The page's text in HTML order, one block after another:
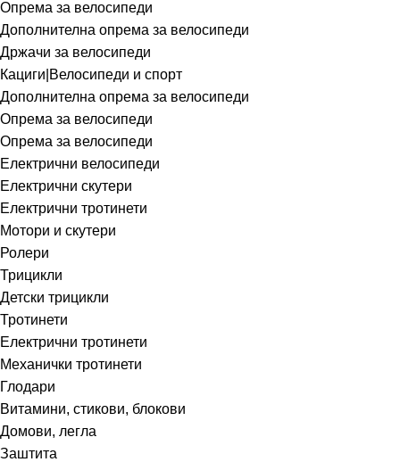
Опрема за велосипеди
Дополнителна опрема за велосипеди
Држачи за велосипеди
Кациги|Велосипеди и спорт
Дополнителна опрема за велосипеди
Опрема за велосипеди
Опрема за велосипеди
Електрични велосипеди
Електрични скутери
Електрични тротинети
Мотори и скутери
Ролери
Трицикли
Детски трицикли
Тротинети
Електрични тротинети
Механички тротинети
Глодари
Витамини, стикови, блокови
Домови, легла
Заштита